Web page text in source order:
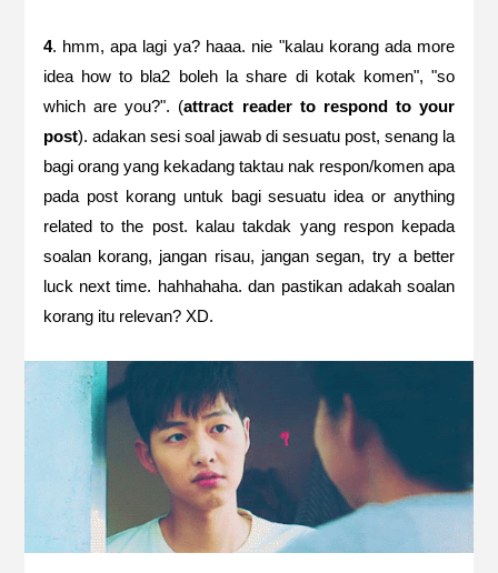
4. hmm, apa lagi ya? haaa. nie "kalau korang ada more
idea how to bla2 boleh la share di kotak komen", "so
which are you?". (attract reader to respond to your
post). adakan sesi soal jawab di sesuatu post, senang la
bagi orang yang kekadang taktau nak respon/komen apa
pada post korang untuk bagi sesuatu idea or anything
related to the post. kalau takdak yang respon kepada
soalan korang, jangan risau, jangan segan, try a better
luck next time. hahhahaha. dan pastikan adakah soalan
korang itu relevan? XD.